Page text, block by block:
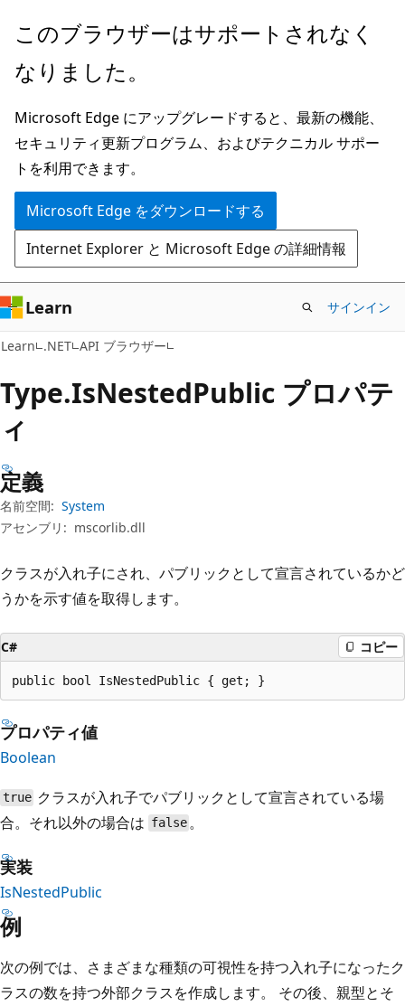
メ
ン
ン
テ
ン
ツ
に
ス
キ
ッ
プ
ペ
ジ
ナ
ビ
ゲ
ー
シ
ョ
ン
に
ス
キ
ッ
プ
このブラウザーはサポートされなく
なりました。
Microsoft Edge にアップグレードすると、最新の機能、
セキュリティ更新プログラム、およびテクニカル サポー
トを利用できます。
Microsoft Edge をダウンロードする
Internet Explorer と Microsoft Edge の詳細情報
Learn サインイン
Learn .NET API ブラウザー
Type.IsNestedPublic プロパテ
ィ
定義
名前空間: System
アセンブリ: mscorlib.dll
クラスが入れ子にされ、パブリックとして宣言されているかど
うかを示す値を取得します。
C# コピー
public bool IsNestedPublic { get; }
プロパティ値
Boolean
true クラスが入れ子でパブリックとして宣言されている場
合。それ以外の場合は false 。
実装
IsNestedPublic
例
次の例では、さまざまな種類の可視性を持つ入れ子になったク
ラスの数を持つ外部クラスを作成します。 その後、親型とそ